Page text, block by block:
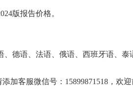
版报告价格。
德语、法语、俄语、西班牙语、泰
加客服微信号：15899871518，欢迎